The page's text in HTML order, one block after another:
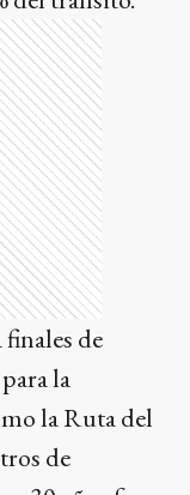
de
la
la Ruta del
de